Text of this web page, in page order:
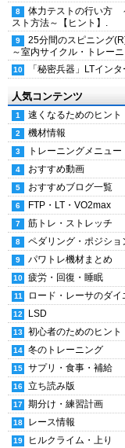
体力テストの行い方
スト方法～【ヒント】.
25分間のスピニング
～室内サイクル・トレー
「秘密兵器」LTイン
人気コンテンツ
速くなるためのヒント
機材情報
トレーニングメニュー
おすすめ動画
おすすめブログ一覧
FTP・LT・VO2max
筋トレ・ストレッチ
ペダリング・ポジショ
パワトレ機材まとめ
疲労・回復・睡眠
ロード・レーサのダイ
LSD
初心者のためのヒント
冬のトレーニング
サプリ・食事・補給
立ち読み版
期分け・練習計画
レース情報
ヒルクライム・上り